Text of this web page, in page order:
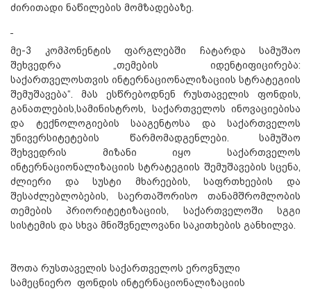
ძირითადი ნაწილების მომზადებაზე.
მე-3 კომპონენტის ფარგლებში ჩატარდა სამუშაო
შეხვედრა „თემების იდენტიფიცირება:
საქართველოსთვის ინტერნაციონალიზაციის სტრატეგიის
შემუშავება“. მას ესწრებოდნენ რუსთაველის ფონდის,
განათლების,სამინისტროს, საქართველოს ინოვაციებისა
და ტექნოლოგიების სააგენტოსა და საქართველოს
უნივერსიტეტების წარმომადგენლები. სამუშაო
შეხვედრის მიზანი იყო საქართველოს
ინტერნაციონალიზაციის სტრატეგიის შემუშავების სცენა,
ძლიერი და სუსტი მხარეების, საფრთხეების და
შესაძლებლობების, საერთაშორისო თანამშრომლობის
თემების პრიორიტეტიზაციის, საქართველოში სგგი
სისტემის და სხვა მნიშვნელოვანი საკითხების განხილვა.
შოთა რუსთაველის საქართველოს ეროვნული
სამეცნიერო ფონდის ინტერნაციონალიზაციის